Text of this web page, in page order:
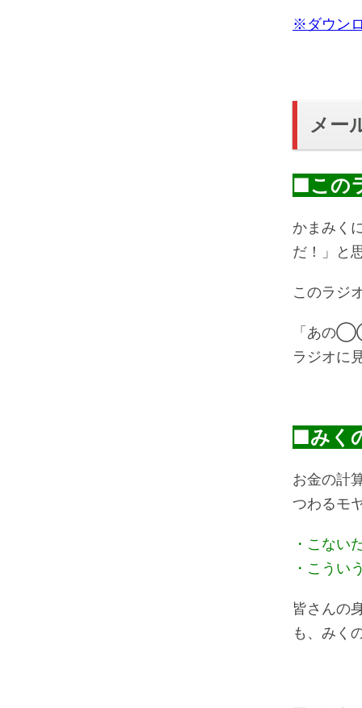
※ダウン
メー
■この
かまみく
だ！」と
このラジ
「あの
ラジオに
■みく
お金の計
つわるモ
・こない
・こうい
皆さんの
も、みく